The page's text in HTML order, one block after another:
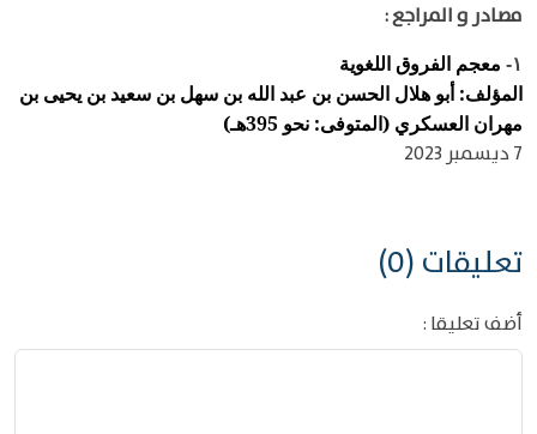
مصادر و المراجع :
١-
معجم الفروق اللغوية
المؤلف: أبو هلال الحسن بن عبد الله بن سهل بن سعيد بن يحيى بن
مهران العسكري (المتوفى: نحو 395هـ)
7 ديسمبر 2023
تعليقات (0)
أضف تعليقا :